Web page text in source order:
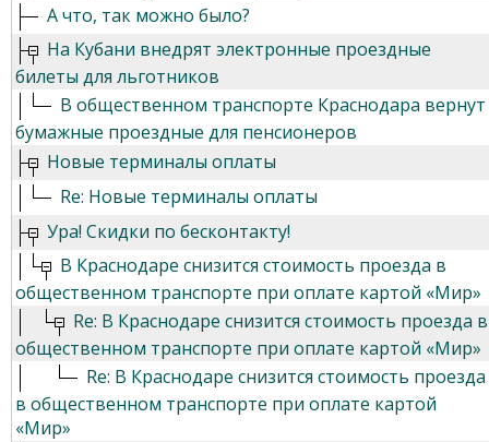
А что, так можно было?
На Кубани внедрят электронные проездные
билеты для льготников
В общественном транспорте Краснодара вернут
бумажные проездные для пенсионеров
Новые терминалы оплаты
Re: Новые терминалы оплаты
Ура! Скидки по бесконтакту!
В Краснодаре снизится стоимость проезда в
общественном транспорте при оплате картой «Мир»
Re: В Краснодаре снизится стоимость проезда в
общественном транспорте при оплате картой «Мир»
Re: В Краснодаре снизится стоимость проезда
в общественном транспорте при оплате картой
«Мир»